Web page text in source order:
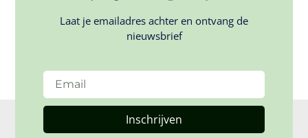
Laat je emailadres achter en ontvang de
nieuwsbrief
Inschrijven